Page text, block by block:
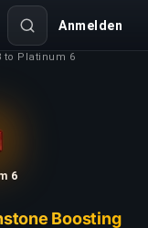
Anmelden
to Platinum 6
6
Boosting